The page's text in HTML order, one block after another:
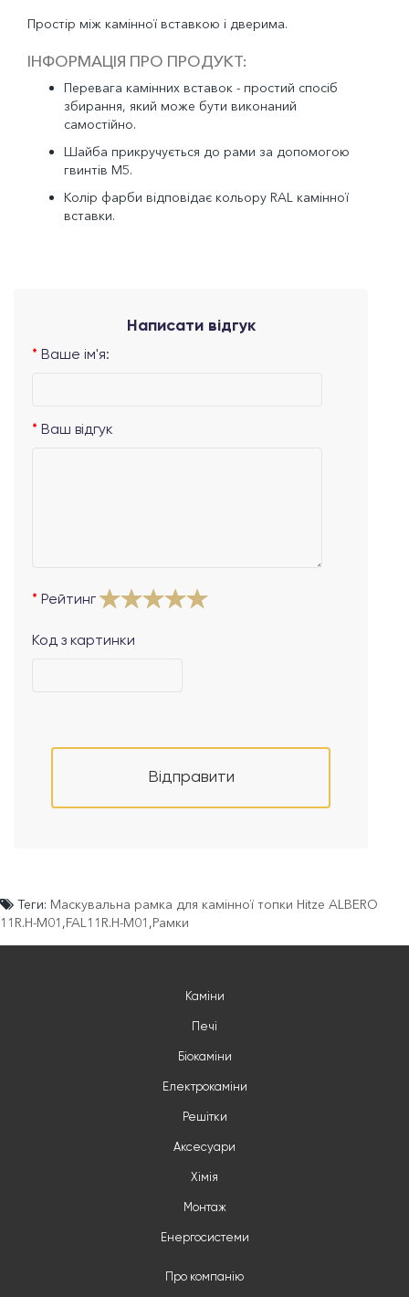
Простір між камінної вставкою і дверима.
ІНФОРМАЦІЯ ПРО ПРОДУКТ:
Перевага камінних вставок - простий спосіб
збирання, який може бути виконаний
самостійно.
Шайба прикручується до рами за допомогою
гвинтів M5.
Колір фарби відповідає кольору RAL камінної
вставки.
Написати відгук
Ваше ім'я:
Ваш відгук
Рейтинг
Код з картинки
Відправити
Теги: Маскувальна рамка для камінної топки Hitze ALBERO
11R.H-М01 ,FAL11R.H-М01 ,Рамки
Каміни
Печі
Біокаміни
Електрокаміни
Решітки
Аксесуари
Хімія
Монтаж
Енергосистеми
Про компанію